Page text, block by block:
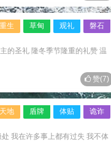
重生 草甸 观礼 磐石
的圣礼 隆冬季节隆重的礼赞 温
赞(7)
天地 盾牌 体贴 诡诈
我在许多事上都有过失 我不体